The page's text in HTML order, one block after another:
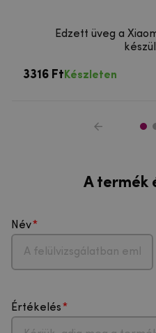
Edzett üveg a
3316 Ft Készleten
A termék
Név
Értékelés